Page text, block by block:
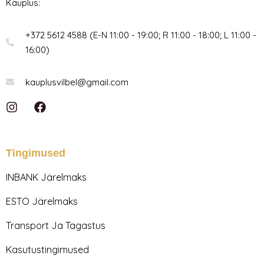
Kauplus:
+372 5612 4588 (E-N 11:00 - 19:00; R 11:00 - 18:00; L 11:00 -
16:00)
kauplusvilbel@gmail.com
I
a
r
m
F
a
b
o
Tingimused
INBANK Järelmaks
ESTO Järelmaks
Transport Ja Tagastus
Kasutustingimused